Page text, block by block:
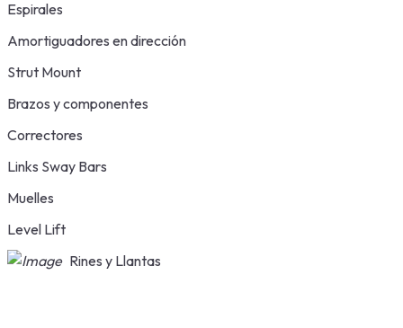
Espirales
Amortiguadores en dirección
Strut Mount
Brazos y componentes
Correctores
Links Sway Bars
Muelles
Level Lift
Rines y Llantas